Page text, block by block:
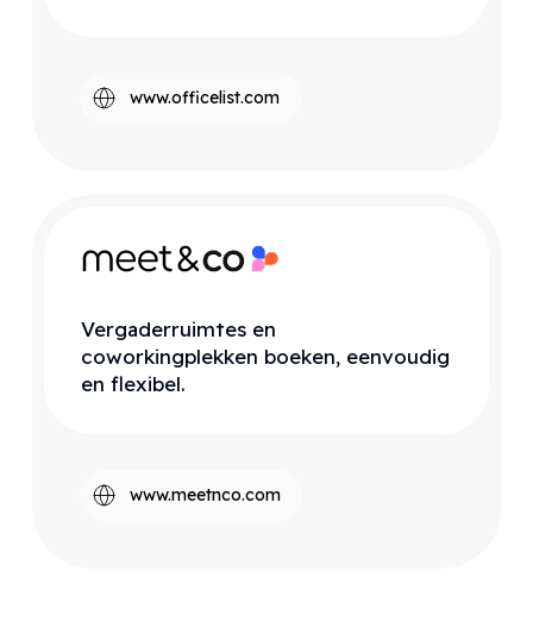
www.officelist.com
Vergaderruimtes en
coworkingplekken boeken, eenvoudig
en flexibel.
www.meetnco.com